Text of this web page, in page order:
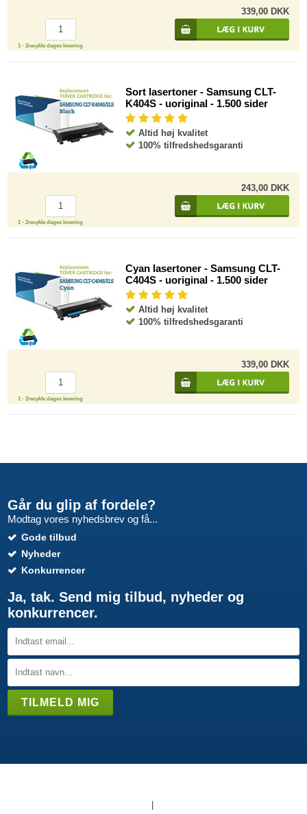
339,00 DKK
1 - 2recykle dages levering
Sort lasertoner - Samsung CLT-
K404S - uoriginal - 1.500 sider
Altid høj kvalitet
100% tilfredshedsgaranti
243,00 DKK
1 - 2recykle dages levering
Cyan lasertoner - Samsung CLT-
C404S - uoriginal - 1.500 sider
Altid høj kvalitet
100% tilfredshedsgaranti
339,00 DKK
1 - 2recykle dages levering
Går du glip af fordele?
Modtag vores nyhedsbrev og få...
Gode tilbud
Nyheder
Konkurrencer
Ja, tak. Send mig tilbud, nyheder og
konkurrencer.